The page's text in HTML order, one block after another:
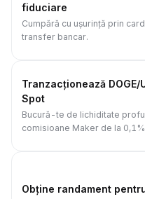
fiduciare
Cumpără cu ușurință prin
transfer bancar.
Tranzacționează DOGE/
Spot
Bucură-te de lichiditate
comisioane Maker de la
Obține randament